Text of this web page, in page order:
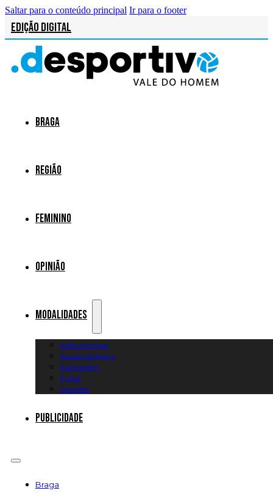
Saltar para o conteúdo principal Ir para o footer
Edição Digital
Braga
Região
Feminino
Opinião
Modalidades
Artes Marciais
Automobilismo
Canoagem
Futsal
Diversos
Publicidade
Braga